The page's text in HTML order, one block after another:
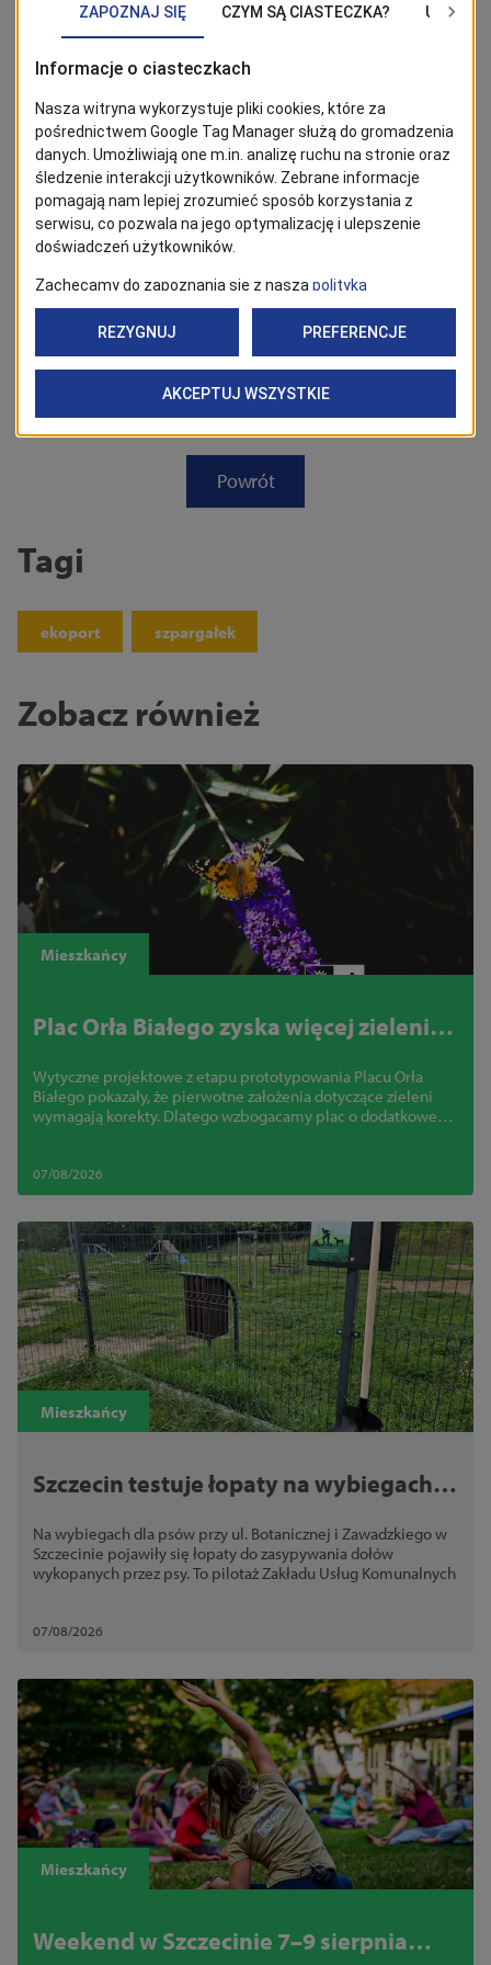
BĄDŹ NA BIEŻĄCO!
Kliknij w przycisk „Obserwuj”, aby być bieżąco z
wiadomościami ze Szczecina. Najbardziej interesujące wpisy
znajdziesz w Google News!
Obserwuj
Powrót
Tagi
ekoport szpargałek
Zobacz również
Mieszkańcy
Plac Orła Białego zyska więcej zieleni.
Wytyczne projektowe z etapu prototypowania Placu Orła
Białego pokazały, że pierwotne założenia dotyczące zieleni
wymagają korekty. Dlatego wzbogacamy plac o dodatkowe
07/08/2026
Mieszkańcy
Szczecin testuje łopaty na wybiegach
Na wybiegach dla psów przy ul. Botanicznej i Zawadzkiego w
Szczecinie pojawiły się łopaty do zasypywania dołów
wykopanych przez psy. To pilotaż Zakładu Usług Komunalnych
07/08/2026
Mieszkańcy
Weekend w Szczecinie 7–9 sierpnia